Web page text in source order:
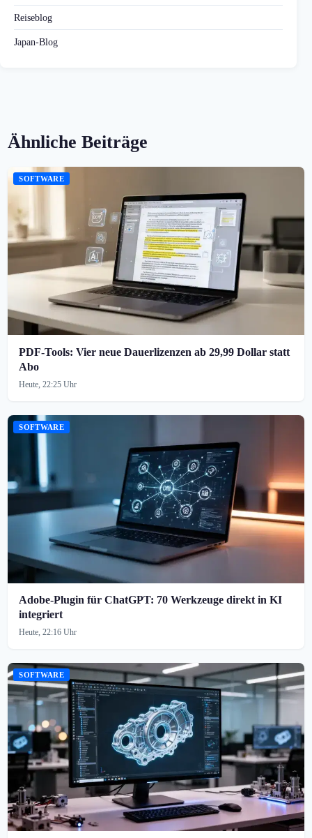
Reiseblog
Japan-Blog
Ähnliche Beiträge
SOFTWARE
PDF-Tools: Vier neue Dauerlizenzen ab 29,99 Dollar statt
Abo
Heute, 22:25 Uhr
SOFTWARE
Adobe-Plugin für ChatGPT: 70 Werkzeuge direkt in KI
integriert
Heute, 22:16 Uhr
SOFTWARE